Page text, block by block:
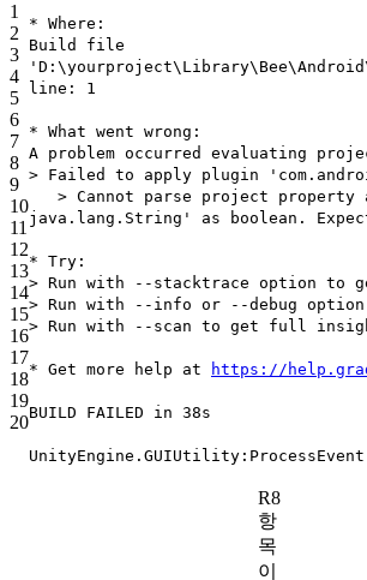
1
2
3
4
5
6
7
8
9
10
11
12
13
14
15
16
17
18
19
20
* Where:
Build file
line: 1
* What went wrong:
A problem occurred evaluating
> Failed to apply plugin
> Cannot parse project
java.lang.String' as boolean.
* Try:
> Run with --stacktrace option to
> Run with --info or --debug
> Run with --scan to get full
* Get more help at https://
BUILD FAILED in 38s
R8
항
목
이